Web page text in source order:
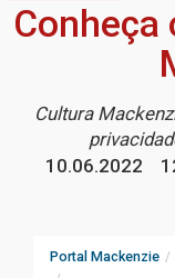
Conheça
Cultura
10.06.2022
Portal Mackenzie